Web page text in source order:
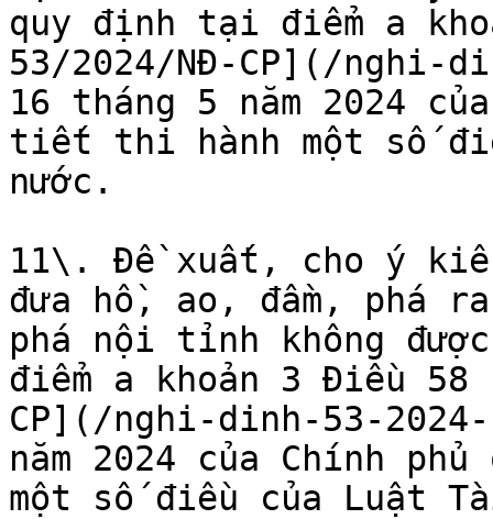
quy định tại điểm a
53/2024/NĐ-CP](/nghi-
16 tháng 5 năm 2024
tiết thi hành một số
nước.
11\. Đề xuất, cho ý
đưa hồ, ao, đầm, phá
phá nội tỉnh không
điểm a khoản 3 Điều
CP](/nghi-dinh-53-
năm 2024 của Chính
một số điều của Luật